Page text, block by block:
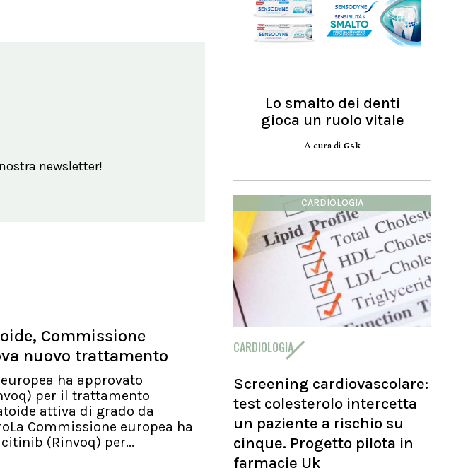
newsletter!
Commissione
nuovo trattamento
ha approvato
per il trattamento
attiva di grado da
Commissione europea ha
(Rinvoq) per...
Lo smalto dei denti
gioca un ruolo vitale
A cura di Gsk
CARDIOLOGIA
CARDIOLOGIA
Screening cardiovascolare:
test colesterolo intercetta
un paziente a rischio su
cinque. Progetto pilota in
farmacie Uk